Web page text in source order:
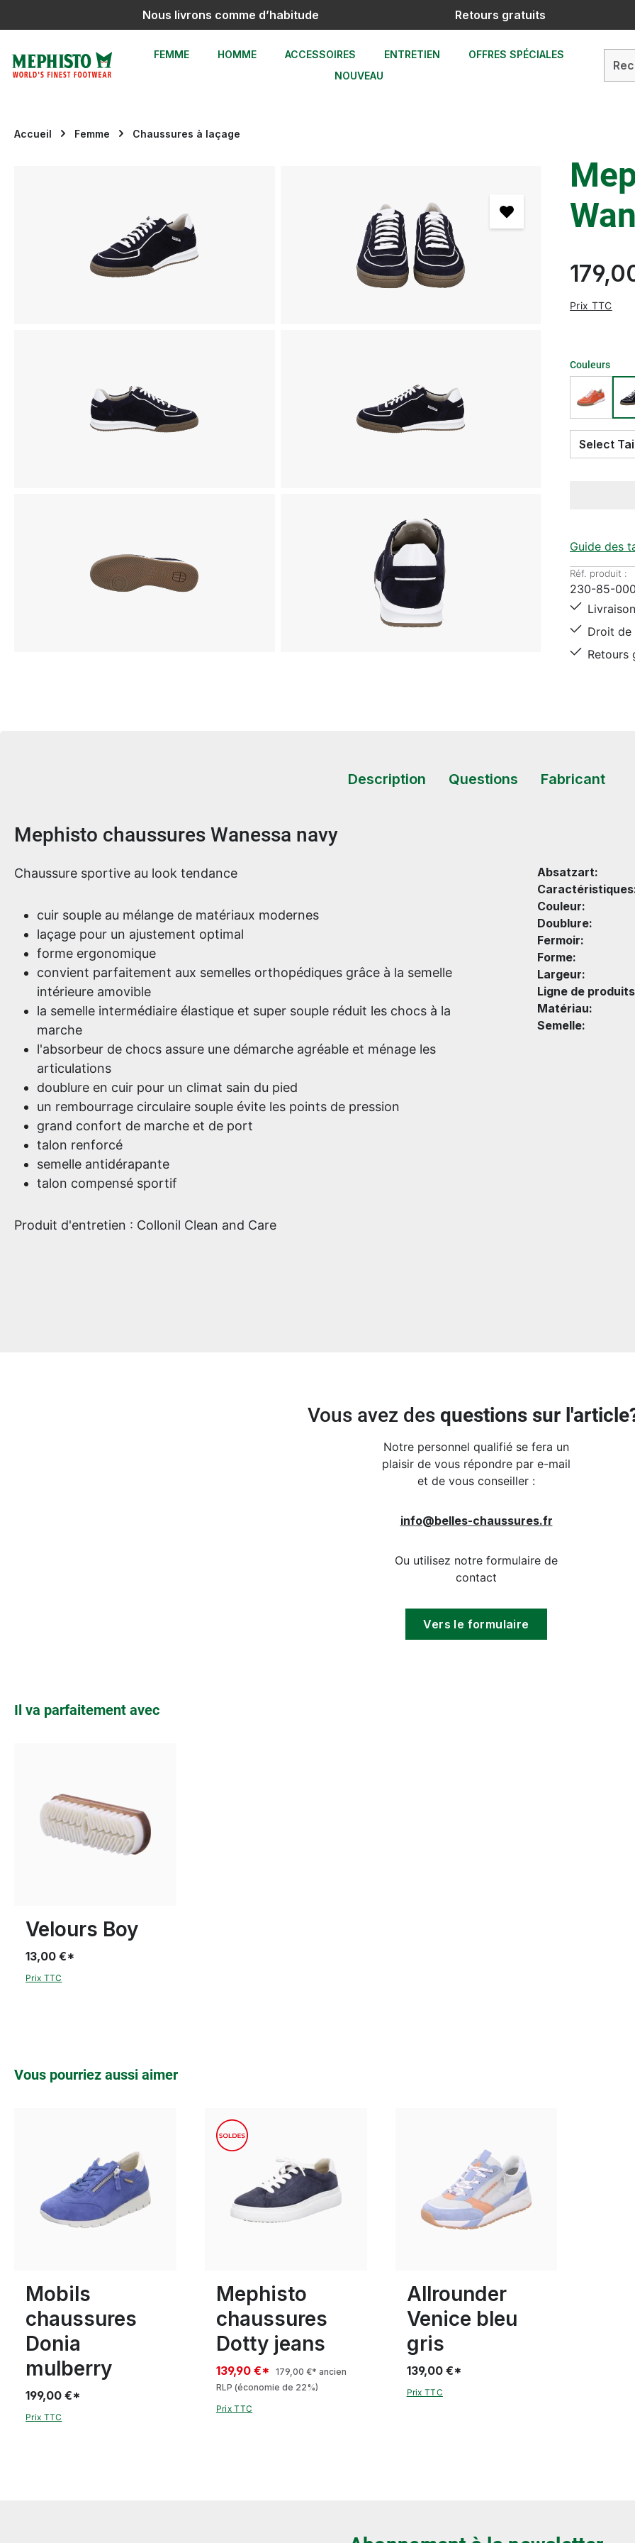
Passer à la navigation principaleNous livrons comme d’habitude Retours gratuits
FEMME HOMME ACCESSOIRES ENTRETIEN
OFFRES SPÉCIALES
NOUVEAU
Accueil Femme Chaussures à laçage
Prix TTC
Couleurs
Guide des
Réf. produit :
230-85-
Droit de
Retours
Description Questions Fabricant
Informations sur le produit
Mephisto chaussures Wanessa navy
Chaussure sportive au look tendance
cuir souple au mélange de matériaux modernes
laçage pour un ajustement optimal
forme ergonomique
convient parfaitement aux semelles orthopédiques grâce à la semelle
intérieure amovible
la semelle intermédiaire élastique et super souple réduit les chocs à la
marche
l'absorbeur de chocs assure une démarche agréable et ménage les
articulations
doublure en cuir pour un climat sain du pied
un rembourrage circulaire souple évite les points de pression
grand confort de marche et de port
talon renforcé
semelle antidérapante
talon compensé sportif
Produit d'entretien : Collonil Clean and Care
Absatzart:
Couleur:
Doublure:
Fermoir:
Forme:
Largeur:
Ligne de
Matériau:
Semelle:
Vous avez des questions sur
Notre personnel qualifié se fera un
plaisir de vous répondre par e-mail
et de vous conseiller :
info@belles-chaussures.fr
Ou utilisez notre formulaire de
contact
Vers le formulaire
Ignorer la galerie de produits
Il va parfaitement avec
Velours Boy
13,00 €*
Prix TTC
Ignorer la galerie de produits
Vous pourriez aussi aimer
Mobils
chaussures
Donia
mulberry
199,00 €*
Prix TTC
Mephisto
chaussures
Dotty jeans
139,90 €* 179,00 €* ancien
RLP (économie de 22%)
Prix TTC
Allrounder
Venice bleu
gris
139,00 €*
Prix TTC